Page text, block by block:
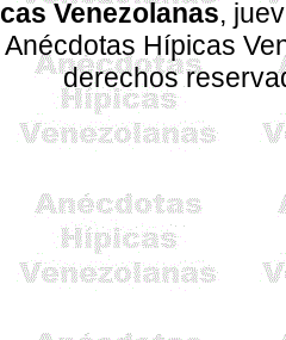
Venezolanas,
Hípicas
derechos